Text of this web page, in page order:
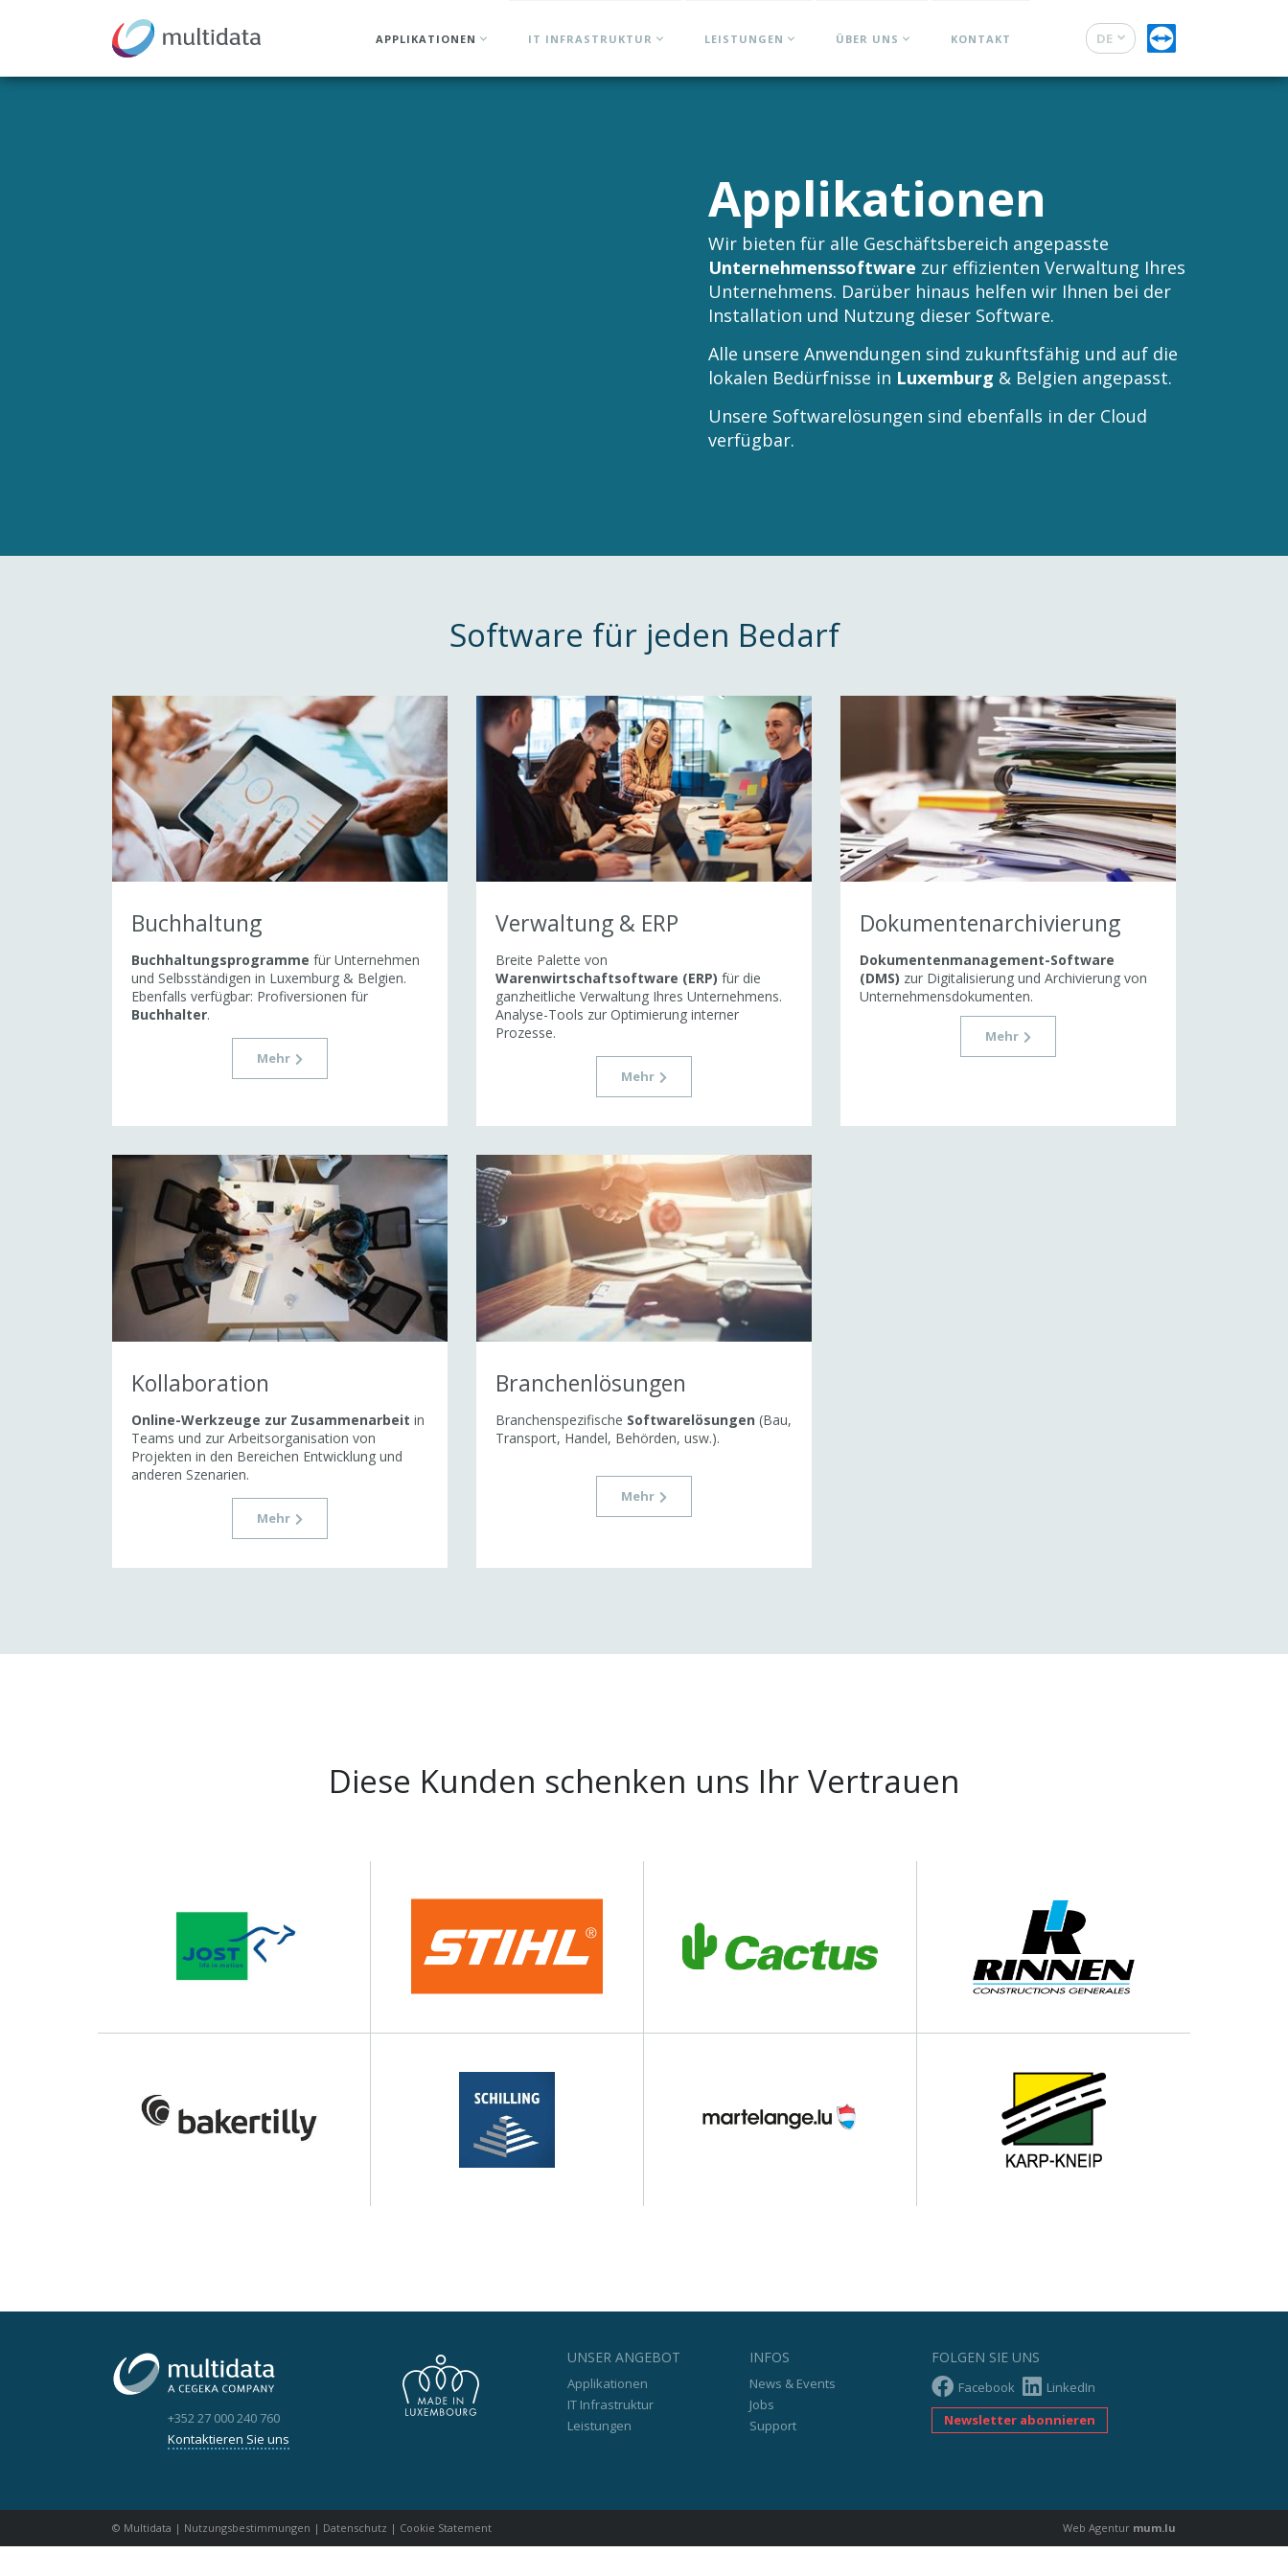
DE
APPLIKATIONEN IT INFRASTRUKTUR LEISTUNGEN ÜBER UNS KONTAKT
Applikationen
Wir bieten für alle Geschäftsbereich angepasste
Unternehmenssoftware zur effizienten Verwaltung Ihres
Unternehmens. Darüber hinaus helfen wir Ihnen bei der
Installation und Nutzung dieser Software.
Alle unsere Anwendungen sind zukunftsfähig und auf die
lokalen Bedürfnisse in Luxemburg & Belgien angepasst.
Unsere Softwarelösungen sind ebenfalls in der Cloud
verfügbar.
Software für jeden Bedarf
Buchhaltung
Buchhaltungsprogramme für Unternehmen
und Selbsständigen in Luxemburg & Belgien.
Ebenfalls verfügbar: Profiversionen für
Buchhalter.
Mehr
Verwaltung & ERP
Breite Palette von
Warenwirtschaftsoftware (ERP) für die
ganzheitliche Verwaltung Ihres Unternehmens.
Analyse-Tools zur Optimierung interner
Prozesse.
Mehr
Dokumentenarchivierung
Dokumentenmanagement-Software
(DMS) zur Digitalisierung und Archivierung von
Unternehmensdokumenten.
Mehr
Kollaboration
Online-Werkzeuge zur Zusammenarbeit in
Teams und zur Arbeitsorganisation von
Projekten in den Bereichen Entwicklung und
anderen Szenarien.
Mehr
Branchenlösungen
Branchenspezifische Softwarelösungen (Bau,
Transport, Handel, Behörden, usw.).
Mehr
Diese Kunden schenken uns Ihr Vertrauen
+352 27 000 240 760
Kontaktieren Sie uns
UNSER ANGEBOT
Applikationen
IT Infrastruktur
Leistungen
INFOS
News & Events
Jobs
Support
FOLGEN SIE UNS
Facebook
LinkedIn
Newsletter abonnieren
© Multidata | Nutzungsbestimmungen | Datenschutz | Cookie Statement Web Agentur mum.lu